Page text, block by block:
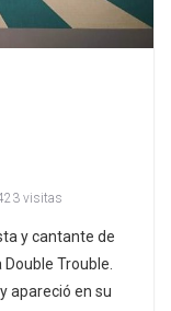
visitas
y cantante de
Trouble.
apareció en su